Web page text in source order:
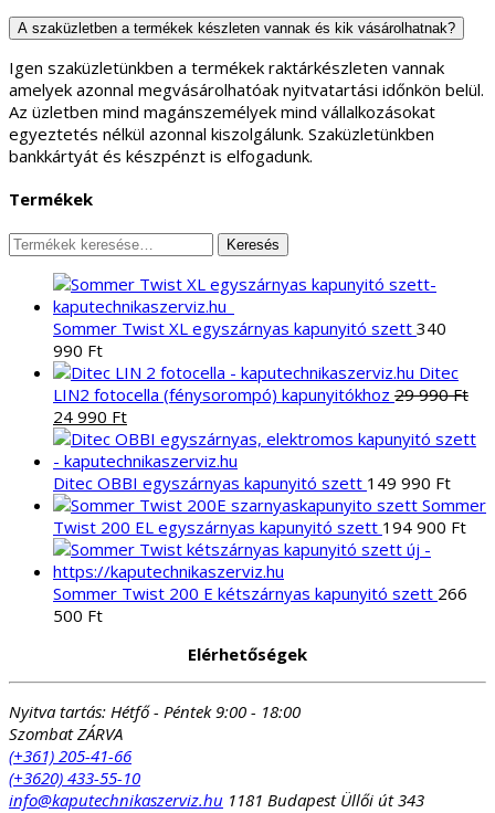
A szaküzletben a termékek készleten vannak és kik vásárolhatnak?
Igen szaküzletünkben a termékek raktárkészleten vannak
amelyek azonnal megvásárolhatóak nyitvatartási időnkön belül.
Az üzletben mind magánszemélyek mind vállalkozásokat
egyeztetés nélkül azonnal kiszolgálunk. Szaküzletünkben
bankkártyát és készpénzt is elfogadunk.
Termékek
Keresés
következőre:
Keresés
Sommer Twist XL egyszárnyas kapunyitó szett 340
990 Ft
Ditec
LIN2 fotocella (fénysorompó) kapunyitókhoz 29 990Ft
Original
price
was:
29
990 Ft.
24 990 FtCurrent
price
is:
24
990 Ft.
Ditec OBBI egyszárnyas kapunyitó szett 149 990 Ft
Sommer
Twist 200 EL egyszárnyas kapunyitó szett 194 900 Ft
Sommer Twist 200 E kétszárnyas kapunyitó szett 266
500 Ft
Elérhetőségek
Nyitva tartás: Hétfő - Péntek 9:00 - 18:00
Szombat ZÁRVA
(+361) 205-41-66
(+3620) 433-55-10
info@kaputechnikaszerviz.hu 1181 Budapest Üllői út 343